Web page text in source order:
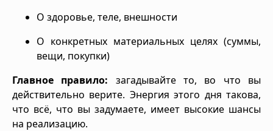
О здоровье, теле, внешности
О конкретных материальных целях (суммы,
вещи, покупки)
Главное правило: загадывайте то, во что вы
действительно верите. Энергия этого дня такова,
что всё, что вы задумаете, имеет высокие шансы
на реализацию.